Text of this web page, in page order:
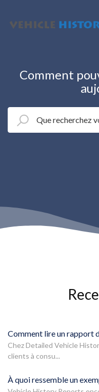
Comment
Comment lire un rapport
Chez Detailed Vehicle
clients à consu...
À quoi ressemble un